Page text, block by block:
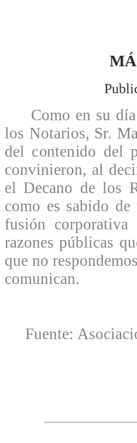
Como en su día
los Notarios, Sr.
del contenido del
convinieron, al
el Decano de los
como es sabido
fusión
razones públicas
que no
comunican.
Fuente: